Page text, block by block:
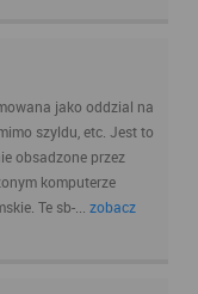
jako oddzial na
szyldu, etc. Jest to
obsadzone przez
komputerze
Te sb-... zobacz